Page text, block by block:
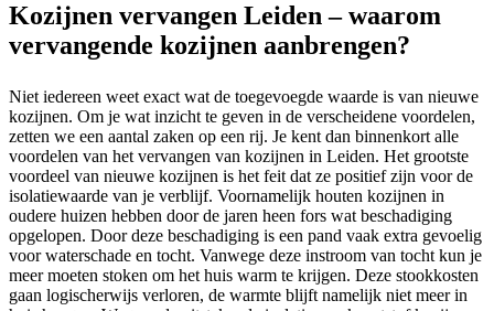
Kozijnen vervangen Leiden – waarom
vervangende kozijnen aanbrengen?
Niet iedereen weet exact wat de toegevoegde waarde is van nieuwe
kozijnen. Om je wat inzicht te geven in de verscheidene voordelen,
zetten we een aantal zaken op een rij. Je kent dan binnenkort alle
voordelen van het vervangen van kozijnen in Leiden. Het grootste
voordeel van nieuwe kozijnen is het feit dat ze positief zijn voor de
isolatiewaarde van je verblijf. Voornamelijk houten kozijnen in
oudere huizen hebben door de jaren heen fors wat beschadiging
opgelopen. Door deze beschadiging is een pand vaak extra gevoelig
voor waterschade en tocht. Vanwege deze instroom van tocht kun je
meer moeten stoken om het huis warm te krijgen. Deze stookkosten
gaan logischerwijs verloren, de warmte blijft namelijk niet meer in